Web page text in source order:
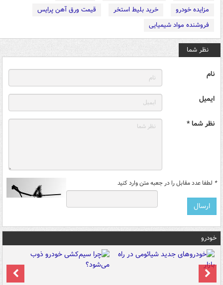
مزایده خودرو
خرید بلیط استخر
قیمت ورق آهن پرایس
فروشنده مواد شیمیایی
نظر شما
نام
ایمیل
نظر شما *
* لطفا عدد مقابل را در جعبه متن وارد کنید
خودرو